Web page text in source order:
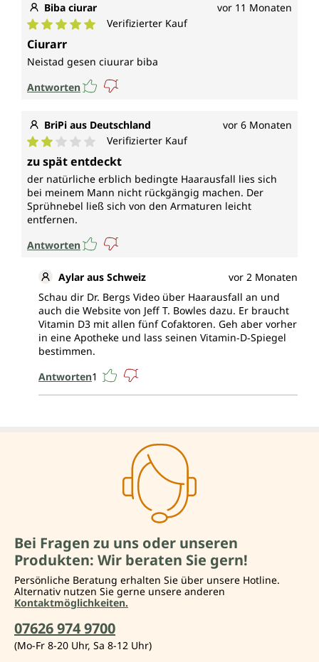
Biba ciurar vor 11 Monaten
Durchschnittliche Bewertung von 5 von 5 Sternen
Verifizierter Kauf
Ciurarr
Neistad gesen ciuurar biba
Antworten
BriPi aus Deutschland vor 6 Monaten
Durchschnittliche Bewertung von 2 von 5 Sternen
Verifizierter Kauf
zu spät entdeckt
der natürliche erblich bedingte Haarausfall lies sich
bei meinem Mann nicht rückgängig machen. Der
Sprühnebel ließ sich von den Armaturen leicht
entfernen.
Antworten
Aylar aus Schweiz
vor 2 Monaten
Schau dir Dr. Bergs Video über Haarausfall an und
auch die Website von Jeff T. Bowles dazu. Er braucht
Vitamin D3 mit allen fünf Cofaktoren. Geh aber vorher
in eine Apotheke und lass seinen Vitamin‑D‑Spiegel
bestimmen.
Antworten1
Bei Fragen zu uns oder unseren
Produkten: Wir beraten Sie gern!
Persönliche Beratung erhalten Sie über unsere Hotline.
Alternativ nutzen Sie gerne unsere anderen
Kontaktmöglichkeiten.
07626 974 9700
(Mo-Fr 8-20 Uhr, Sa 8-12 Uhr)